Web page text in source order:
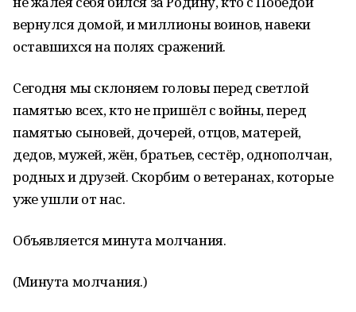
вернулся домой, и миллионы воинов, навеки
оставшихся на полях сражений.
Сегодня мы склоняем головы перед светлой
памятью всех, кто не пришёл с войны, перед
памятью сыновей, дочерей, отцов, матерей,
дедов, мужей, жён, братьев, сестёр, однополчан,
родных и друзей. Скорбим о ветеранах, которые
уже ушли от нас.
Объявляется минута молчания.
(Минута молчания.)